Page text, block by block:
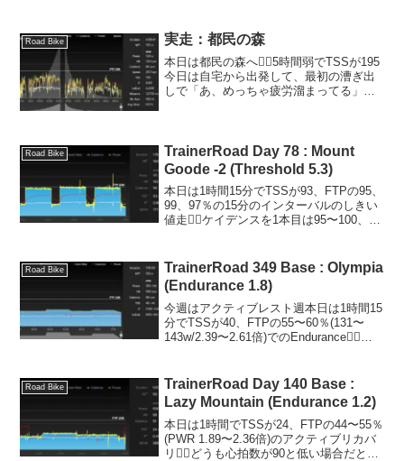
っぱり癒しだと実感😆今...
Road Bike 実走：都民の森
本日は都民の森へ🚴‍♂️5時間弱でTSSが195
今日は自宅から出発して、最初の漕ぎ出
しで「あ、めっちゃ疲労溜まってる」と
ンビリ走って...
Road Bike
TrainerRoad Day 78 : Mount
Goode -2 (Threshold 5.3)
本日は1時間15分でTSSが93、FTPの95、
99、97％の15分のインターバルのしきい
値走🚴‍♂️ケイデンスを1本目は95〜100、2
の後半は心拍数も1...
Road Bike
TrainerRoad 349 Base : Olympia
(Endurance 1.8)
今週はアクティブレスト週本日は1時間15
分でTSSが40、FTPの55〜60％(131〜
143w/2.39〜2.61倍)でのEndurance🚴‍♂️明
Road Bike
TrainerRoad Day 140 Base :
Lazy Mountain (Endurance 1.2)
本日は1時間でTSSが24、FTPの44〜55％
(PWR 1.89〜2.36倍)のアクティブリカバ
リ🚴‍♂️どうも心拍数が90と低い場合だと、